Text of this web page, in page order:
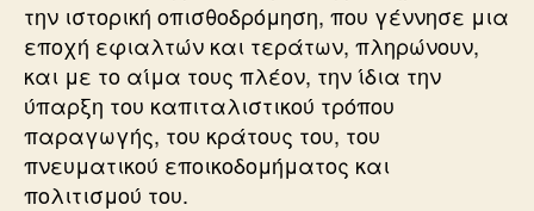
την ιστορική οπισθοδρόμηση, που γέννησε μια
εποχή εφιαλτών και τεράτων, πληρώνουν,
και με το αίμα τους πλέον, την ίδια την
ύπαρξη του καπιταλιστικού τρόπου
παραγωγής, του κράτους του, του
πνευματικού εποικοδομήματος και
πολιτισμού του.